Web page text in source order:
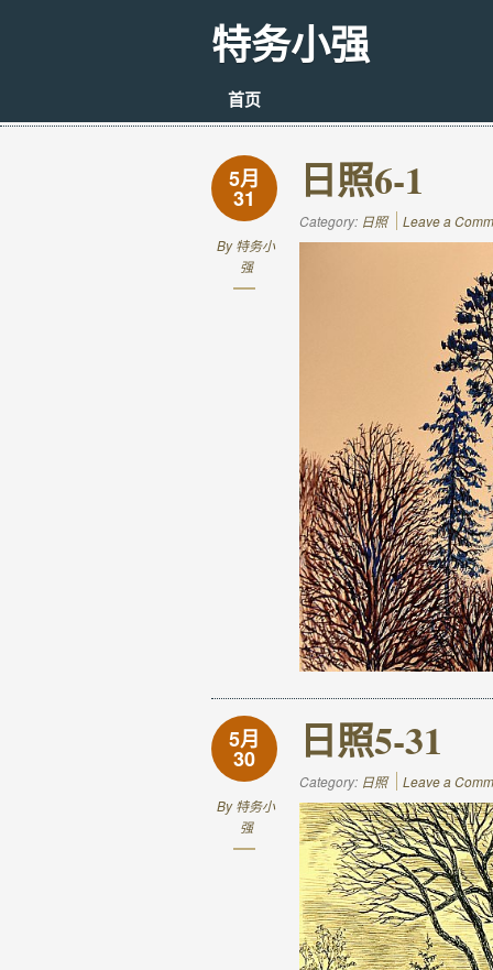
特务小强
首页
5月
31
By特务小
强
日照6-1
Category: 日照 Leave a
5月
30
By特务小
强
日照5-31
Category: 日照 Leave a